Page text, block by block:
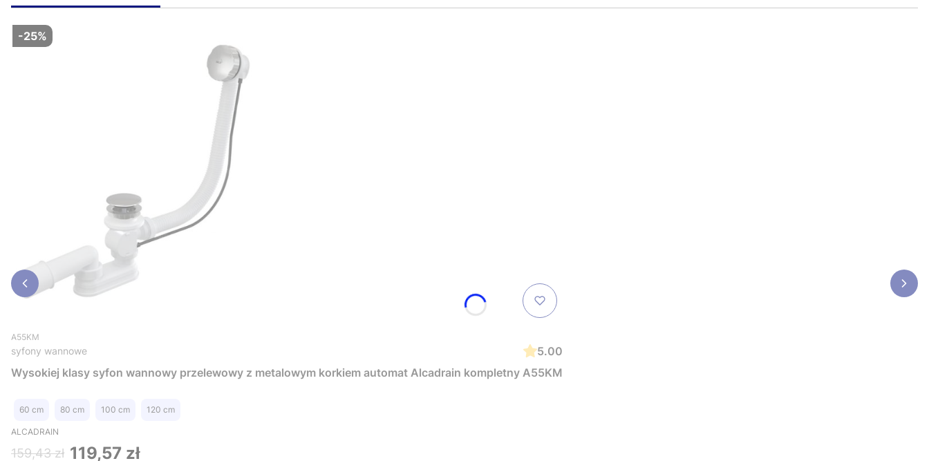
-25%
A55KM
syfony wannowe
5.00
Wysokiej klasy syfon wannowy przelewowy z metalowym korkiem automat Alcadrain kompletny A55KM
60 cm 80 cm 100 cm 120 cm
ALCADRAIN
159,43 zł 119,57 zł